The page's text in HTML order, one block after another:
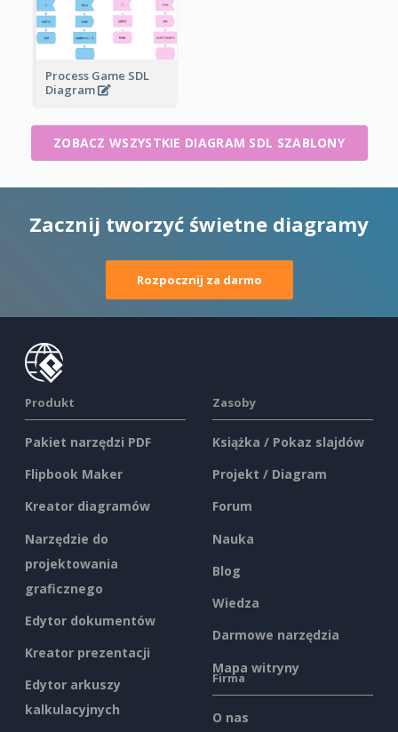
Process Game SDL
Diagram
ZOBACZ WSZYSTKIE DIAGRAM SDL SZABLONY
Zacznij tworzyć świetne diagramy
Rozpocznij za darmo
Produkt
Pakiet narzędzi PDF
Flipbook Maker
Kreator diagramów
Narzędzie do
projektowania
graficznego
Edytor dokumentów
Kreator prezentacji
Edytor arkuszy
kalkulacyjnych
Zasoby
Książka / Pokaz slajdów
Projekt / Diagram
Forum
Nauka
Blog
Wiedza
Darmowe narzędzia
Mapa witryny
Firma
O nas